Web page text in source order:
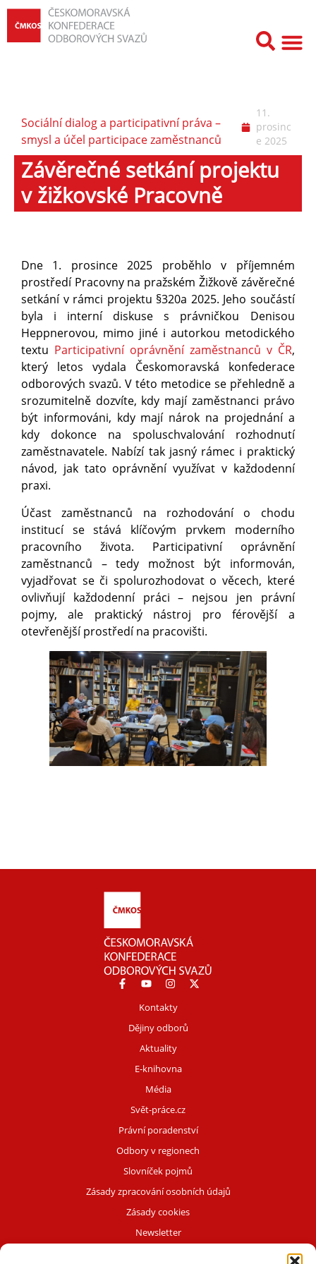
Sociální dialog a participativní práva –
smysl a účel participace zaměstnanců
11.
prosinc
e 2025
Závěrečné setkání projektu
v žižkovské Pracovně
Dne 1. prosince 2025 proběhlo v příjemném
prostředí Pracovny na pražském Žižkově závěrečné
setkání v rámci projektu §320a 2025. Jeho součástí
byla i interní diskuse s právničkou Denisou
Heppnerovou, mimo jiné i autorkou metodického
textu Participativní oprávnění zaměstnanců v ČR,
který letos vydala Českomoravská konfederace
odborových svazů. V této metodice se přehledně a
srozumitelně dozvíte, kdy mají zaměstnanci právo
být informováni, kdy mají nárok na projednání a
kdy dokonce na spoluschvalování rozhodnutí
zaměstnavatele. Nabízí tak jasný rámec i praktický
návod, jak tato oprávnění využívat v každodenní
praxi.
Účast zaměstnanců na rozhodování o chodu
institucí se stává klíčovým prvkem moderního
pracovního života. Participativní oprávnění
zaměstnanců – tedy možnost být informován,
vyjadřovat se či spolurozhodovat o věcech, které
ovlivňují každodenní práci – nejsou jen právní
pojmy, ale praktický nástroj pro férovější a
otevřenější prostředí na pracovišti.
Kontakty
Dějiny odborů
Aktuality
E-knihovna
Média
Svět-práce.cz
Právní poradenství
Odbory v regionech
Slovníček pojmů
Zásady zpracování osobních údajů
Zásady cookies
Newsletter